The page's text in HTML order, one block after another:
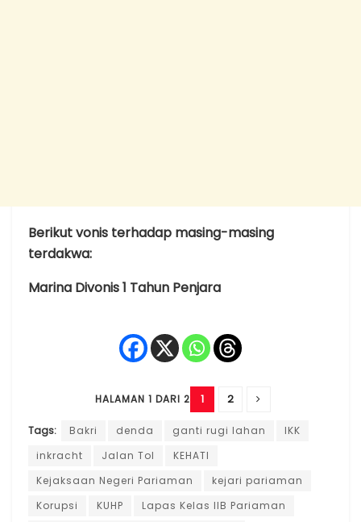
Berikut vonis terhadap masing-masing
terdakwa:
Marina Divonis 1 Tahun Penjara
HALAMAN 1 DARI 2 1 2
Tags: Bakri denda ganti rugi lahan
IKK
inkracht
Jalan Tol
KEHATI
Kejaksaan Negeri Pariaman
kejari pariaman
Korupsi
KUHP
Lapas Kelas IIB Pariaman